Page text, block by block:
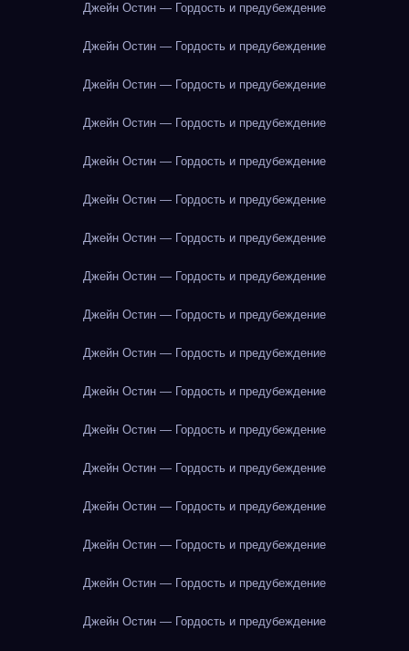
Джейн Остин — Гордость и предубеждение
Джейн Остин — Гордость и предубеждение
Джейн Остин — Гордость и предубеждение
Джейн Остин — Гордость и предубеждение
Джейн Остин — Гордость и предубеждение
Джейн Остин — Гордость и предубеждение
Джейн Остин — Гордость и предубеждение
Джейн Остин — Гордость и предубеждение
Джейн Остин — Гордость и предубеждение
Джейн Остин — Гордость и предубеждение
Джейн Остин — Гордость и предубеждение
Джейн Остин — Гордость и предубеждение
Джейн Остин — Гордость и предубеждение
Джейн Остин — Гордость и предубеждение
Джейн Остин — Гордость и предубеждение
Джейн Остин — Гордость и предубеждение
Джейн Остин — Гордость и предубеждение